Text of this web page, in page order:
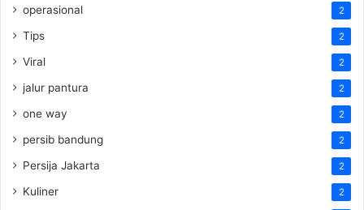
operasional 2
Tips 2
Viral 2
jalur pantura 2
one way 2
persib bandung 2
Persija Jakarta 2
Kuliner 2